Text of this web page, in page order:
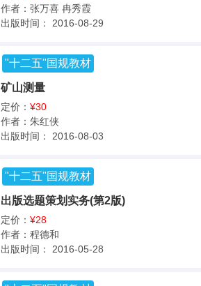
作者： 张万喜 冉秀霞
出版时间：
2016-08-29
"十二五"国规教材
矿山测量
定价： ¥30
作者： 朱红侠
出版时间：
2016-08-03
"十二五"国规教材
出版选题策划实务(第2版)
定价： ¥28
作者： 程德和
出版时间：
2016-05-28